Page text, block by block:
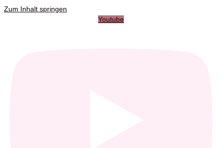
Zum Inhalt springen
Youtube